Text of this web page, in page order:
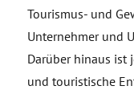
Tourismus- und
Unternehmer und
Darüber hinaus ist
und touristische